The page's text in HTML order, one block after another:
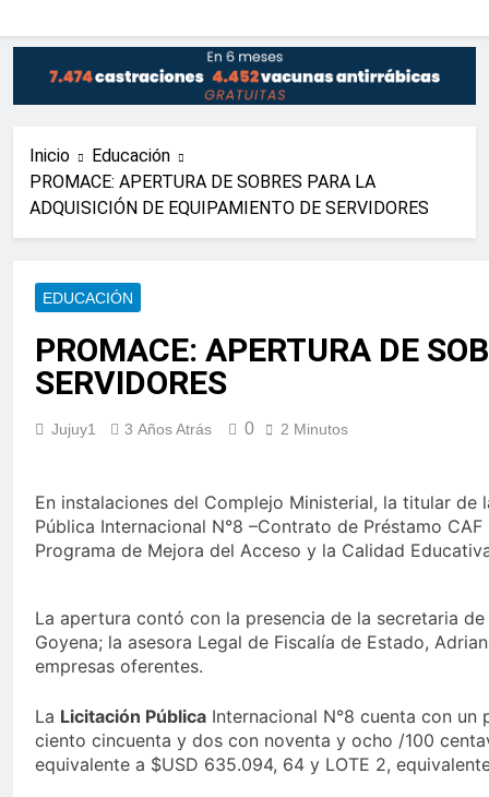
Inicio
Educación
PROMACE: APERTURA DE SOBRES PARA LA
ADQUISICIÓN DE EQUIPAMIENTO DE SERVIDORES
EDUCACIÓN
PROMACE: APERTURA DE
SERVIDORES
Jujuy1 3 Años Atrás 0 2 Minutos
En instalaciones del Complejo Ministerial, la titular
Pública Internacional N°8 –Contrato de Préstamo
Programa de Mejora del Acceso y la Calidad
La apertura contó con la presencia de la secretaria
Goyena; la asesora Legal de Fiscalía de Estado,
empresas oferentes.
La Licitación Pública Internacional N°8 cuenta con
ciento cincuenta y dos con noventa y ocho /100
equivalente a $USD 635.094, 64 y LOTE 2,